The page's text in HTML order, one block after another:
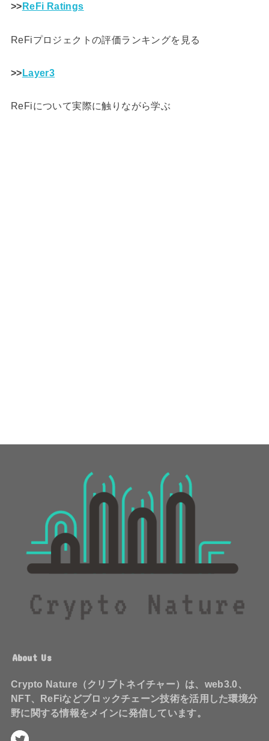
>>ReFi Ratings
ReFiプロジェクトの評価ランキングを見る
>>Layer3
ReFiについて実際に触りながら学ぶ
About Us
Crypto Nature（クリプトネイチャー）は、web3.0、
NFT、ReFiなどブロックチェーン技術を活用した環境分
野に関する情報をメインに発信しています。